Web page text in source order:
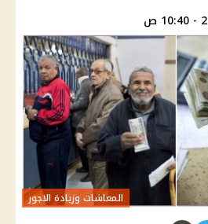
المعاشات وزيادة الاجور